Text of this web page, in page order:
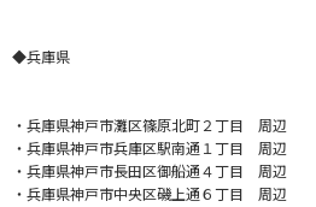
◆兵庫県
・ 兵庫県神戸市灘区篠原北町２丁目 周辺
・兵庫県神戸市兵庫区駅南通１丁目 周辺
・兵庫県神戸市長田区御船通４丁目 周辺
・兵庫県神戸市中央区磯上通６丁目 周辺